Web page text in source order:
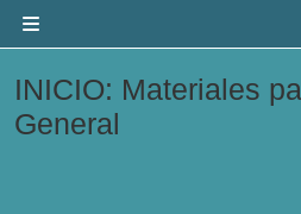
INICIO: Materiales
General